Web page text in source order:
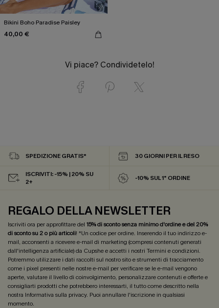
Bikini Boho Paradise Paisley
40,00 €
Vi piace? Condividetelo!
SPEDIZIONE GRATIS* 30 GIORNI PER IL RESO
ISCRIVITI: -15% | 20% SU
2+
-10% SUL 1° ORDINE
REGALO DELLA NEWSLETTER
Iscriviti ora per approfittare del 15% di sconto senza minimo d'ordine e del 20%
di sconto su 2 o più articoli! *Un codice per ordine. Inserendo il tuo indirizzo e-
mail, acconsenti a ricevere e-mail di marketing (compresi contenuti generati
dall'intelligenza artificiale) da Cupshe e accetti i nostri Termini e condizioni.
Potremmo utilizzare i dati raccolti sul nostro sito e strumenti di tracciamento
come i pixel presenti nelle nostre e-mail per verificare se le e-mail vengono
aperte, valutare il livello di coinvolgimento, personalizzare contenuti e offerte e
consigliarti prodotti che potrebbero interessarti, il tutto come descritto nella
nostra Informativa sulla privacy. Puoi annullare l'iscrizione in qualsiasi
momento.